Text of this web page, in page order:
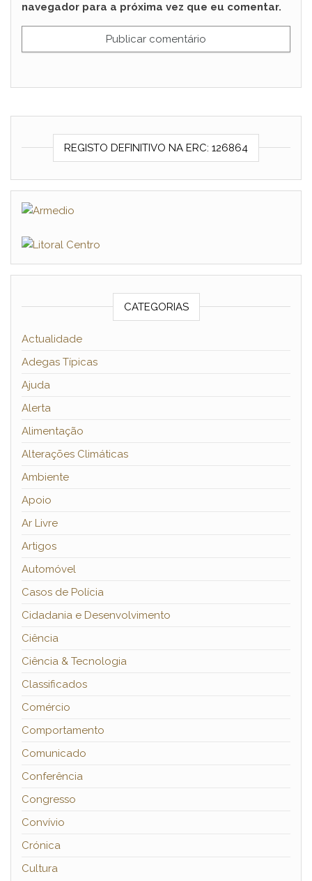
navegador para a próxima vez que eu comentar.
REGISTO DEFINITIVO NA ERC: 126864
CATEGORIAS
Actualidade
Adegas Típicas
Ajuda
Alerta
Alimentação
Alterações Climáticas
Ambiente
Apoio
Ar Livre
Artigos
Automóvel
Casos de Polícia
Cidadania e Desenvolvimento
Ciência
Ciência & Tecnologia
Classificados
Comércio
Comportamento
Comunicado
Conferência
Congresso
Convívio
Crónica
Cultura